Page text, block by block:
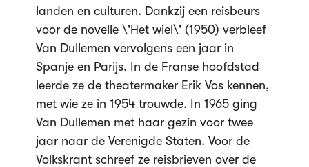
landen en culturen. Dankzij een reisbeurs
voor de novelle \'Het wiel\' (1950) verbleef
Van Dullemen vervolgens een jaar in
Spanje en Parijs. In de Franse hoofdstad
leerde ze de theatermaker Erik Vos kennen,
met wie ze in 1954 trouwde. In 1965 ging
Van Dullemen met haar gezin voor twee
jaar naar de Verenigde Staten. Voor de
Volkskrant schreef ze reisbrieven over de